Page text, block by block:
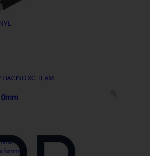
RACING XC TEAM
femme